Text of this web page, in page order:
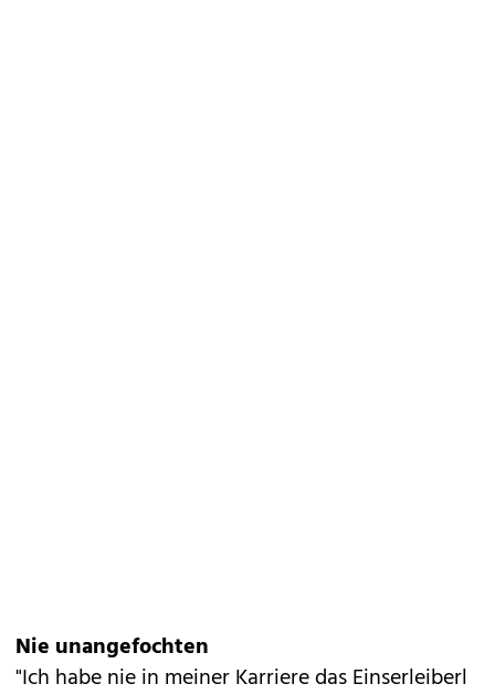
Nie unangefochten
"Ich habe nie in meiner Karriere das Einserleiberl